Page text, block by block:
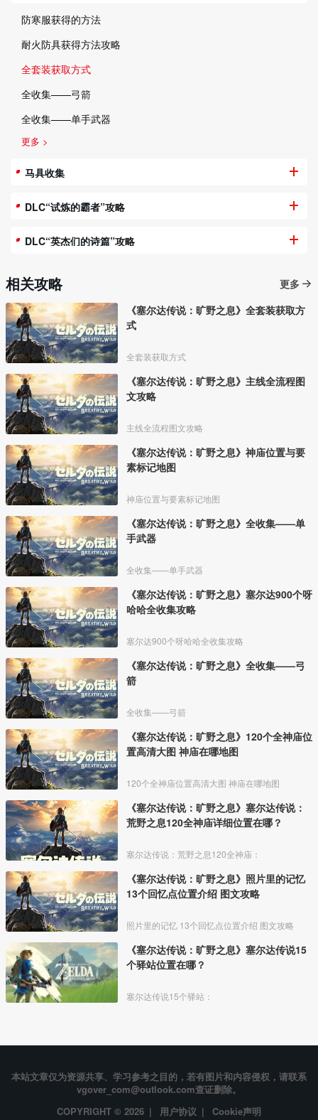
防寒服获得的方法
耐火防具获得方法攻略
全套装获取方式
全收集——弓箭
全收集——单手武器
更多 >
马具收集
DLC“试炼的霸者”攻略
DLC“英杰们的诗篇”攻略
相关攻略
更多
《塞尔达传说：旷野之息》全套装获取方
式
全套装获取方式
《塞尔达传说：旷野之息》主线全流程图
文攻略
主线全流程图文攻略
《塞尔达传说：旷野之息》神庙位置与要
素标记地图
神庙位置与要素标记地图
《塞尔达传说：旷野之息》全收集——单
手武器
全收集——单手武器
《塞尔达传说：旷野之息》塞尔达900个呀
哈哈全收集攻略
塞尔达900个呀哈哈全收集攻略
《塞尔达传说：旷野之息》全收集——弓
箭
全收集——弓箭
《塞尔达传说：旷野之息》120个全神庙位
置高清大图 神庙在哪地图
120个全神庙位置高清大图 神庙在哪地图
《塞尔达传说：旷野之息》塞尔达传说：
荒野之息120全神庙详细位置在哪？
塞尔达传说：荒野之息120全神庙：
《塞尔达传说：旷野之息》照片里的记忆
13个回忆点位置介绍 图文攻略
照片里的记忆 13个回忆点位置介绍 图文攻略
《塞尔达传说：旷野之息》塞尔达传说15
个驿站位置在哪？
塞尔达传说15个驿站：
本站文章仅为资源共享、学习参考之目的，若有图片和内容侵权，请联系
vgover_com@outlook.com查证删除。
COPYRIGHT © 2026 | 用户协议 | Cookie声明